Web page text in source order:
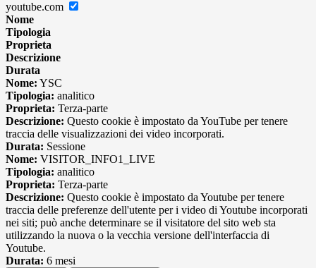
youtube.com
Nome
Tipologia
Proprieta
Descrizione
Durata
Nome: YSC
Tipologia: analitico
Proprieta: Terza-parte
Descrizione: Questo cookie è impostato da YouTube per tenere
traccia delle visualizzazioni dei video incorporati.
Durata: Sessione
Nome: VISITOR_INFO1_LIVE
Tipologia: analitico
Proprieta: Terza-parte
Descrizione: Questo cookie è impostato da Youtube per tenere
traccia delle preferenze dell'utente per i video di Youtube incorporati
nei siti; può anche determinare se il visitatore del sito web sta
utilizzando la nuova o la vecchia versione dell'interfaccia di
Youtube.
Durata: 6 mesi